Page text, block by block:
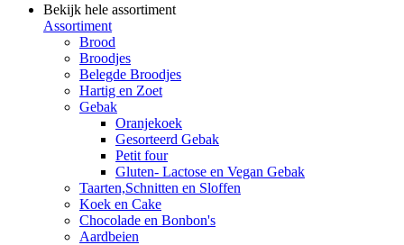
Bekijk hele assortiment
Assortiment
Brood
Broodjes
Belegde Broodjes
Hartig en Zoet
Gebak
Oranjekoek
Gesorteerd Gebak
Petit four
Gluten- Lactose en Vegan Gebak
Taarten,Schnitten en Sloffen
Koek en Cake
Chocolade en Bonbon's
Aardbeien